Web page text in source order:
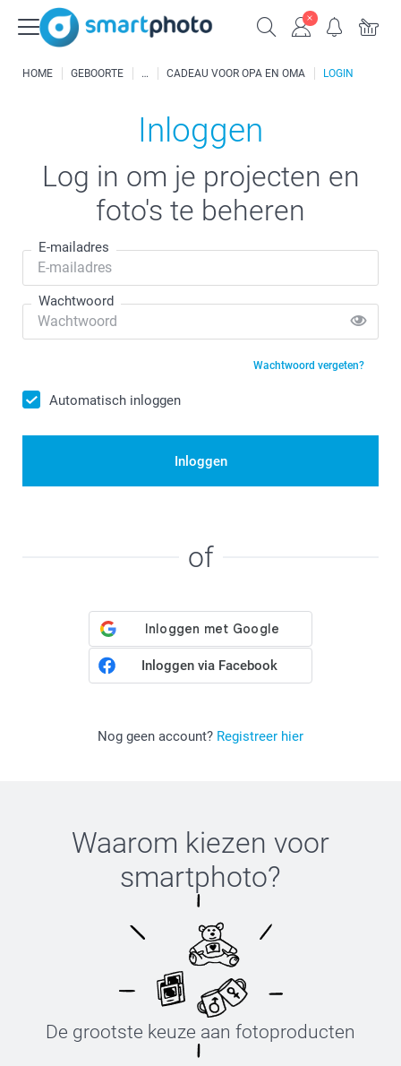
HOME GEBOORTE CADEAU VOOR OPA EN OMA LOGIN
Inloggen
Log in om je projecten en
foto's te beheren
E-mailadres
Wachtwoord
Wachtwoord vergeten?
Automatisch inloggen
Inloggen
of
Inloggen via Facebook
Nog geen account? Registreer hier
Waarom kiezen voor
smartphoto?
De grootste keuze aan fotoproducten